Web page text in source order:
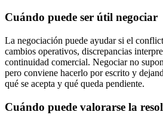
Cuándo puede ser útil negociar
La negociación puede ayudar si el
cambios operativos, discrepancias
continuidad comercial. Negociar no
pero conviene hacerlo por escrito y
qué se acepta y qué queda pendiente.
Cuándo puede valorarse la